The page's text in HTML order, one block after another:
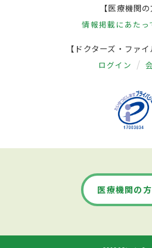
【医療機関の
情報掲載にあたっ
【ドクターズ・ファイ
ログイン
医療機関の